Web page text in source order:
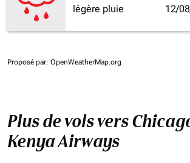
légère pluie
12/
Proposé par: OpenWeatherMap.org
Plus de vols vers
Kenya Airways